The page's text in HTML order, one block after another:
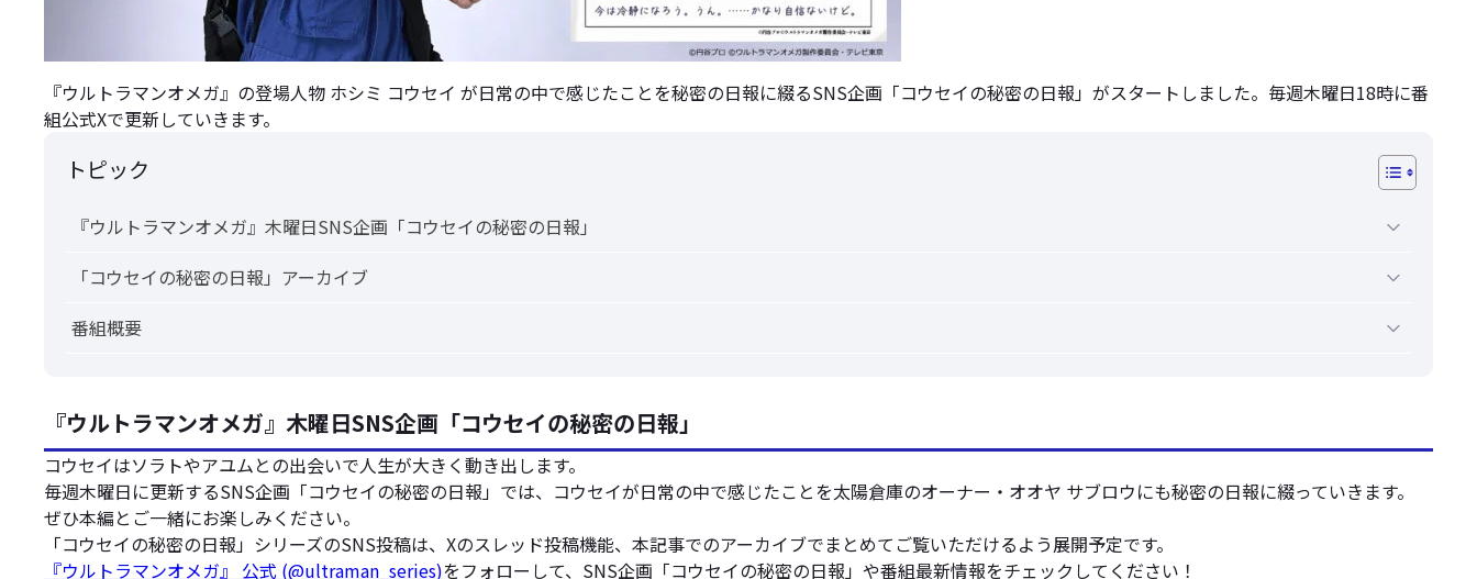
『ウルトラマンオメガ』の登場人物 ホシミ コウセイ が日常の中で感じたことを秘密の日報に綴るSNS企画「コウセイの秘密の日報」がスタートしました。毎週木曜日18時に番
組公式Xで更新していきます。
トピック
『ウルトラマンオメガ』木曜日SNS企画「コウセイの秘密の日報」
「コウセイの秘密の日報」アーカイブ
番組概要
『ウルトラマンオメガ』木曜日SNS企画「コウセイの秘密の日報」
コウセイはソラトやアユムとの出会いで人生が大きく動き出します。
毎週木曜日に更新するSNS企画「コウセイの秘密の日報」では、コウセイが日常の中で感じたことを太陽倉庫のオーナー・オオヤ サブロウにも秘密の日報に綴っていきます。
ぜひ本編とご一緒にお楽しみください。
「コウセイの秘密の日報」シリーズのSNS投稿は、Xのスレッド投稿機能、本記事でのアーカイブでまとめてご覧いただけるよう展開予定です。
『ウルトラマンオメガ』 公式 (@ultraman_series)をフォローして、SNS企画「コウセイの秘密の日報」や番組最新情報をチェックしてください！